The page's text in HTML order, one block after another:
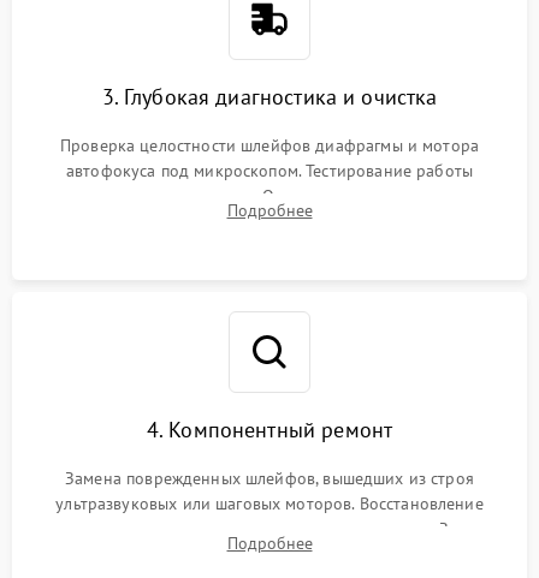
3. Глубокая диагностика и очистка
Проверка целостности шлейфов диафрагмы и мотора
автофокуса под микроскопом. Тестирование работы
электромагнитного привода. Очистка оптических элементов
от пыли, следов влаги и грибка спецрастворами без
Подробнее
4. Компонентный ремонт
Замена поврежденных шлейфов, вышедших из строя
ультразвуковых или шаговых моторов. Восстановление
геометрии направляющих при заклинивании зума. Замена
неисправного блока диафрагмы, датчиков положения или
Подробнее